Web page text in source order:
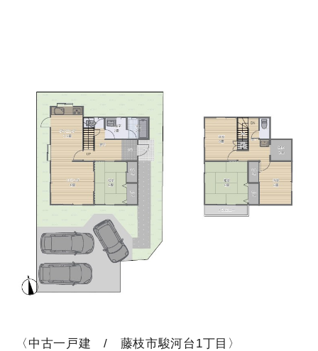
〈中古一戸建 / 藤枝市駿河台1丁目〉